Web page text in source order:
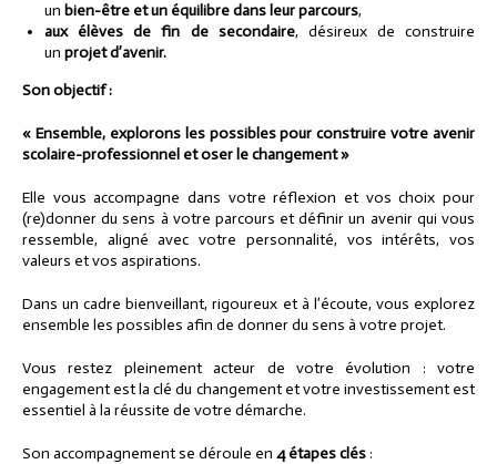
un bien-être et un équilibre dans leur parcours,
aux élèves de fin de secondaire, désireux de construire
un projet d’avenir.
Son objectif :
« Ensemble, explorons les possibles pour construire votre avenir
scolaire-professionnel et oser le changement »
Elle vous accompagne dans votre réflexion et vos choix pour
(re)donner du sens à votre parcours et définir un avenir qui vous
ressemble, aligné avec votre personnalité, vos intérêts, vos
valeurs et vos aspirations.
Dans un cadre bienveillant, rigoureux et à l’écoute, vous explorez
ensemble les possibles afin de donner du sens à votre projet.
Vous restez pleinement acteur de votre évolution : votre
engagement est la clé du changement et votre investissement est
essentiel à la réussite de votre démarche.
Son accompagnement se déroule en 4 étapes clés :